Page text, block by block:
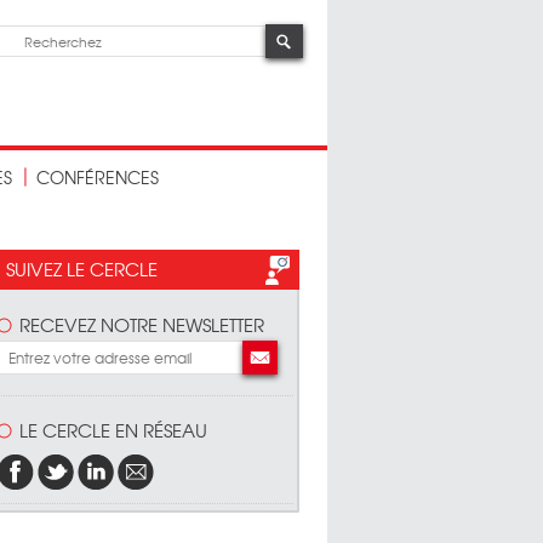
CONFÉRENCES
SUIVEZ LE CERCLE
RECEVEZ NOTRE NEWSLETTER
LE CERCLE EN RÉSEAU